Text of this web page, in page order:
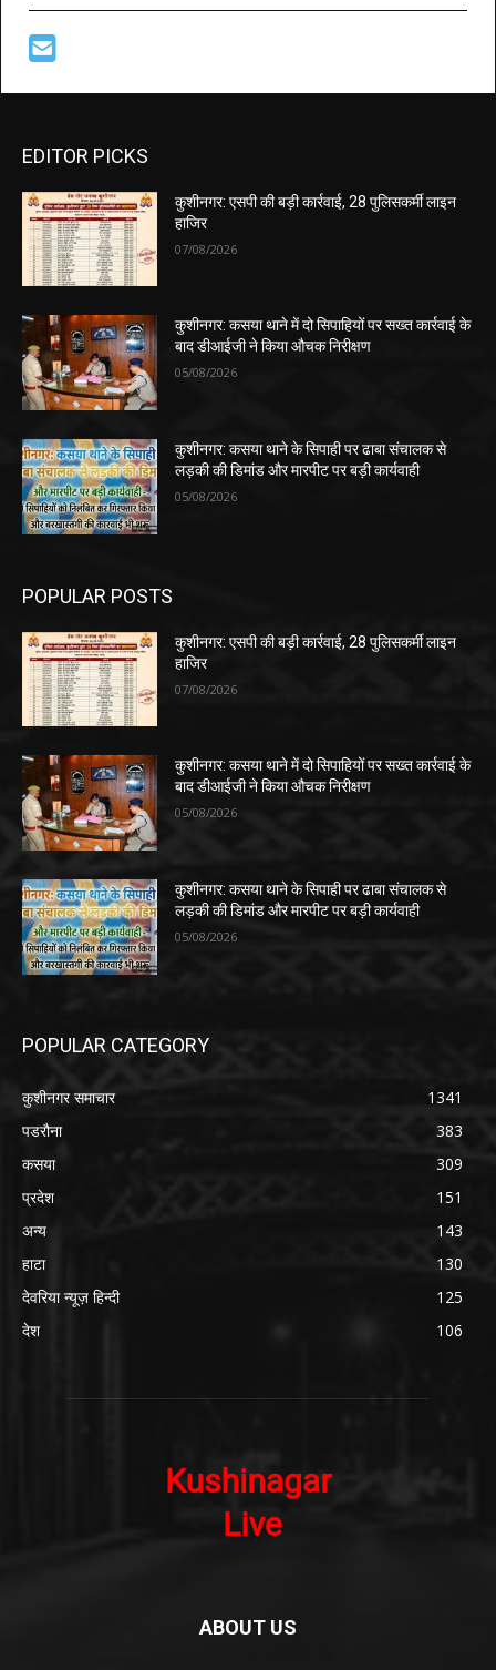
EDITOR PICKS
कुशीनगर: एसपी की बड़ी कार्रवाई, 28 पुलिसकर्मी लाइन
हाजिर
07/08/2026
कुशीनगर: कसया थाने में दो सिपाहियों पर सख्त कार्रवाई के
बाद डीआईजी ने किया औचक निरीक्षण
05/08/2026
कुशीनगर: कसया थाने के सिपाही पर ढाबा संचालक से
लड़की की डिमांड और मारपीट पर बड़ी कार्यवाही
05/08/2026
POPULAR POSTS
कुशीनगर: एसपी की बड़ी कार्रवाई, 28 पुलिसकर्मी लाइन
हाजिर
07/08/2026
कुशीनगर: कसया थाने में दो सिपाहियों पर सख्त कार्रवाई के
बाद डीआईजी ने किया औचक निरीक्षण
05/08/2026
कुशीनगर: कसया थाने के सिपाही पर ढाबा संचालक से
लड़की की डिमांड और मारपीट पर बड़ी कार्यवाही
05/08/2026
POPULAR CATEGORY
कुशीनगर समाचार
1341
पडरौना
383
कसया
309
प्रदेश
151
अन्य
143
हाटा
130
देवरिया न्यूज़ हिन्दी
125
देश
106
ABOUT US